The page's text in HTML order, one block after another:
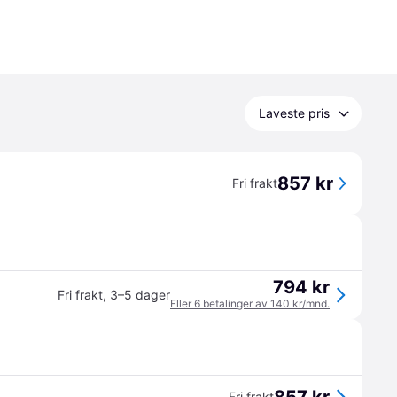
Laveste pris
Fri frakt857 kr
Fri frakt, 3–5 dager 794 kr
Eller 6 betalinger av 140 kr/mnd.